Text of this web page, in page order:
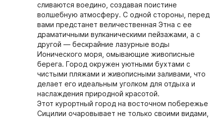
сливаются воедино, создавая поистине
волшебную атмосферу. С одной стороны, перед
вами предстанет величественная Этна с ее
драматичными вулканическими пейзажами, а с
другой — бескрайние лазурные воды
Ионического моря, омывающие живописные
берега. Город окружен уютными бухтами с
чистыми пляжами и живописными заливами, что
делает его идеальным уголком для отдыха и
наслаждения природной красотой.
Этот курортный город на восточном побережье
Сицилии очаровывает не только своими видами,